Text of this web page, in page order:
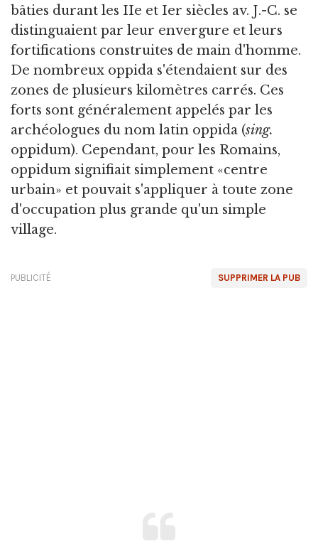
bâties durant les IIe et Ier siècles av. J.-C. se
distinguaient par leur envergure et leurs
fortifications construites de main d'homme.
De nombreux oppida s'étendaient sur des
zones de plusieurs kilomètres carrés. Ces
forts sont généralement appelés par les
archéologues du nom latin oppida (sing.
oppidum). Cependant, pour les Romains,
oppidum signifiait simplement «centre
urbain» et pouvait s'appliquer à toute zone
d'occupation plus grande qu'un simple
village.
SUPPRIMER LA PUB
PUBLICITÉ